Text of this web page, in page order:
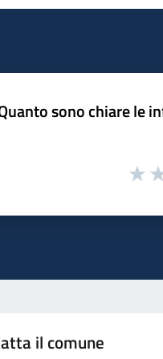
sono chiare le
il comune